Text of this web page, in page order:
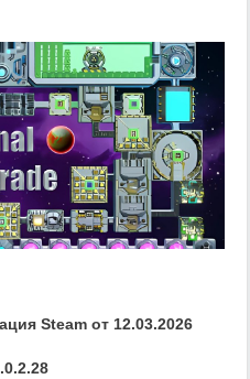
Steam от 12.03.2026